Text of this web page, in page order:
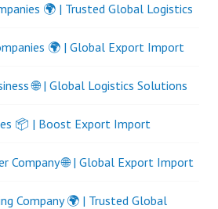
🌍 | Trusted Global Logistics
🌍 | Global Export Import
🌐 | Global Logistics Solutions
📦 | Boost Export Import
Company 🌐 | Global Export Import
Company 🌍 | Trusted Global